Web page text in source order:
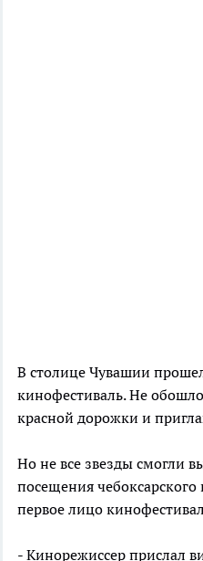
В столице Чувашии
кинофестиваль. Не
красной дорожки и
Но не все звезды смогли
посещения
первое лицо
- Кинорежиссер прислал